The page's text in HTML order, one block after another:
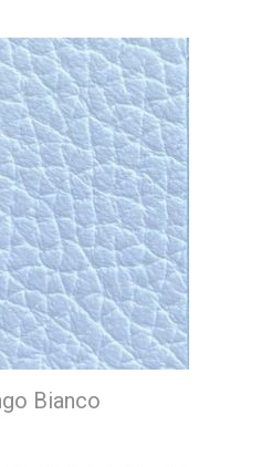
Bianco